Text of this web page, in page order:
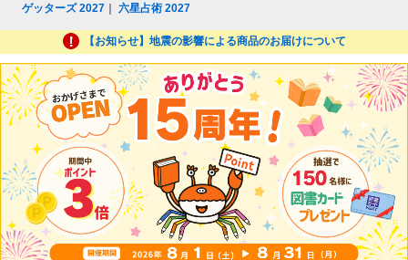
ゲッターズ 2027 ｜六星占術 2027
【お知らせ】地震の影響による商品のお届けについて